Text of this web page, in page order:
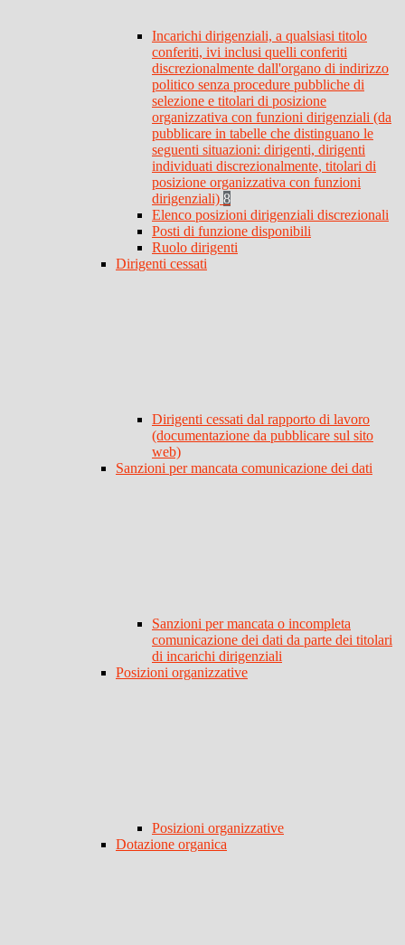
Incarichi dirigenziali, a qualsiasi titolo
conferiti, ivi inclusi quelli conferiti
discrezionalmente dall'organo di indirizzo
politico senza procedure pubbliche di
selezione e titolari di posizione
organizzativa con funzioni dirigenziali (da
pubblicare in tabelle che distinguano le
seguenti situazioni: dirigenti, dirigenti
individuati discrezionalmente, titolari di
posizione organizzativa con funzioni
dirigenziali) 8
Elenco posizioni dirigenziali discrezionali
Posti di funzione disponibili
Ruolo dirigenti
Dirigenti cessati
Dirigenti cessati dal rapporto di lavoro
(documentazione da pubblicare sul sito
web)
Sanzioni per mancata comunicazione dei dati
Sanzioni per mancata o incompleta
comunicazione dei dati da parte dei titolari
di incarichi dirigenziali
Posizioni organizzative
Posizioni organizzative
Dotazione organica